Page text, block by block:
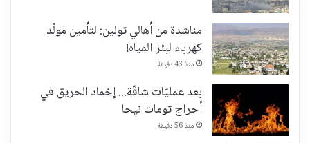
مناشدة من أهالي تولين: لتأمين مولّد
كهرباء لبئر المياه!
منذ 43 دقيقة
بعد عمليّات شاقّة... إخماد الحريق في
أحراج تومات نيحا
منذ 56 دقيقة